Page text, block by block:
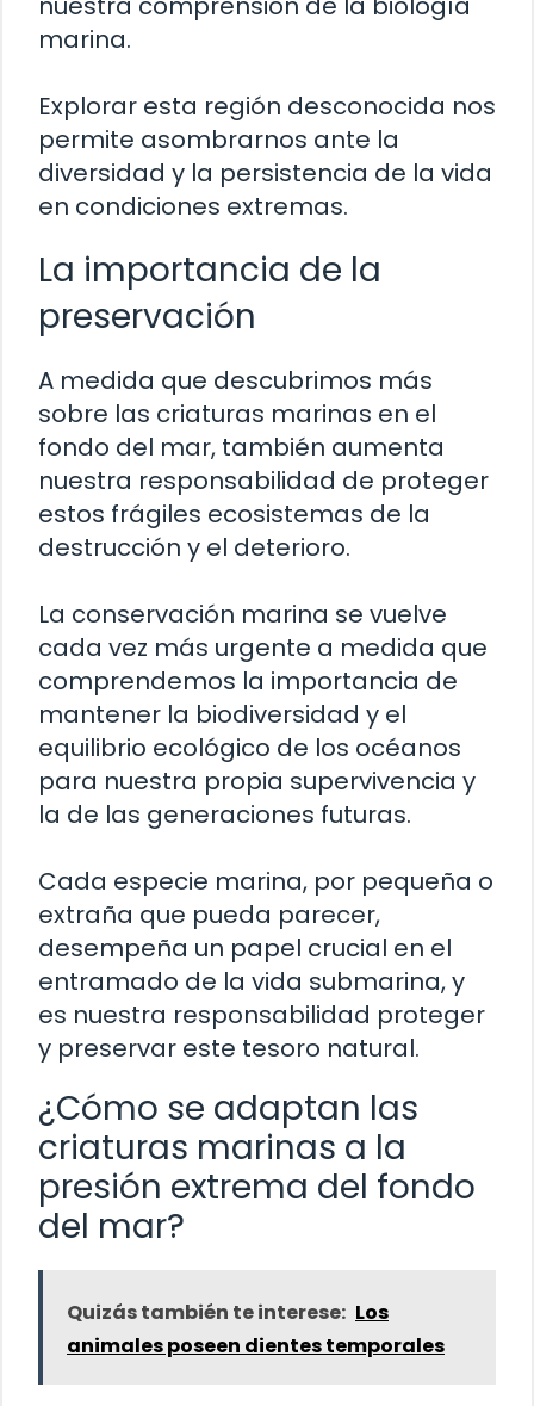
marina.
Explorar esta región desconocida nos
permite asombrarnos ante la
diversidad y la persistencia de la vida
en condiciones extremas.
La importancia de la
preservación
A medida que descubrimos más
sobre las criaturas marinas en el
fondo del mar, también aumenta
nuestra responsabilidad de proteger
estos frágiles ecosistemas de la
destrucción y el deterioro.
La conservación marina se vuelve
cada vez más urgente a medida que
comprendemos la importancia de
mantener la biodiversidad y el
equilibrio ecológico de los océanos
para nuestra propia supervivencia y
la de las generaciones futuras.
Cada especie marina, por pequeña o
extraña que pueda parecer,
desempeña un papel crucial en el
entramado de la vida submarina, y
es nuestra responsabilidad proteger
y preservar este tesoro natural.
¿Cómo se adaptan las
criaturas marinas a la
presión extrema del fondo
del mar?
Quizás también te interese: Los
animales poseen dientes temporales